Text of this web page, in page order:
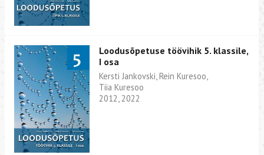
Loodusõpetuse töövihik 5. klassile,
I osa
Kersti Jankovski, Rein Kuresoo,
Tiia Kuresoo
2012, 2022